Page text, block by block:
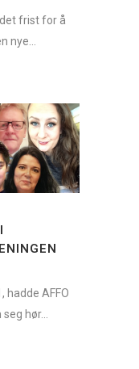
det frist for å
nye...
hadde AFFO
hør...